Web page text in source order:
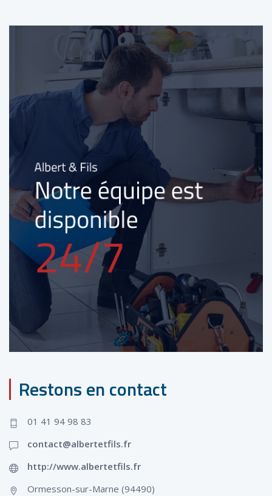
Restons en contact
01 41 94 98 83
contact@albertetfils.fr
http://www.albertetfils.fr
Ormesson-sur-Marne (94490)